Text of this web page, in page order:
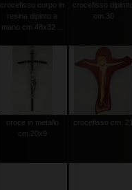
crocefisso corpo in
resina dipinto a
mano cm.48x32 ...
crocefisso dipinrto
cm.30
croce in metallo
cm.20x9
crocefisso cm. 21